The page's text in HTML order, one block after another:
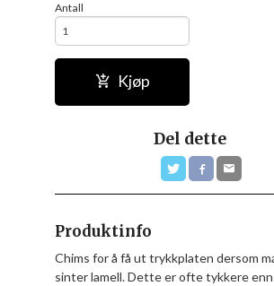
Antall
Kjøp
Del dette
Produktinfo
Chims for å få ut trykkplaten dersom
sinter lamell. Dette er ofte tykkere